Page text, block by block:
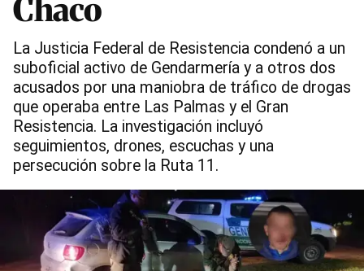
Chaco
La Justicia Federal de Resistencia condenó a un
suboficial activo de Gendarmería y a otros dos
acusados por una maniobra de tráfico de drogas
que operaba entre Las Palmas y el Gran
Resistencia. La investigación incluyó
seguimientos, drones, escuchas y una
persecución sobre la Ruta 11.